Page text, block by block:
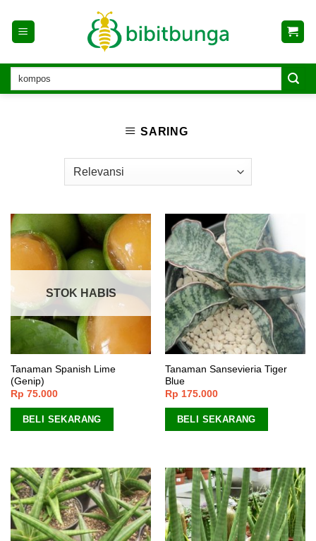
content
SARING
STOK HABIS
Tanaman Spanish Lime
(Genip)
Rp 75.000
BELI SEKARANG
Tanaman Sansevieria Tiger
Blue
Rp 175.000
BELI SEKARANG